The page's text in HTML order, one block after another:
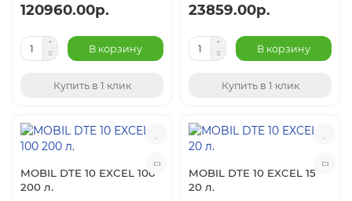
120960.00р.
В корзину
Купить в 1 клик
23859.00р.
В корзину
Купить в 1 клик
MOBIL DTE 10 EXCEL 100
200 л.
MOBIL DTE 10 EXCEL 15
20 л.